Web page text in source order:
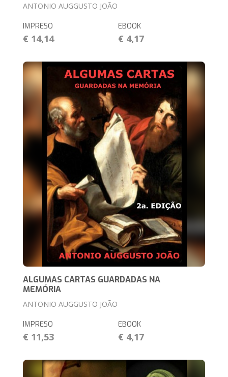
ANTONIO AUGGUSTO JOÃO
IMPRESO
€ 14,14
EBOOK
€ 4,17
ALGUMAS CARTAS GUARDADAS NA
MEMÓRIA
ANTONIO AUGGUSTO JOÃO
IMPRESO
€ 11,53
EBOOK
€ 4,17